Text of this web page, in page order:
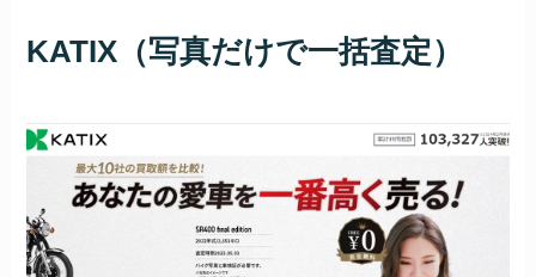
KATIX（写真だけで一括査定）